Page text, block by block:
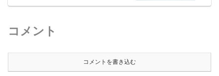
コメント
コメントを書き込む